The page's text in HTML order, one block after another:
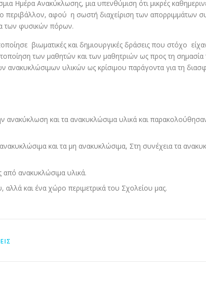
Ημέρα Ανακύκλωσης, μια υπενθύμιση ότι μικρές
περιβάλλον, αφού η σωστή διαχείριση των απορριμμάτων
των φυσικών πόρων.
βιωματικές και δημιουργικές δράσεις που στόχο
των μαθητών και των μαθητριών ως προς τη σημασία
ανακυκλώσιμων υλικών ως κρίσιμου παράγοντα για τη
ανακύκλωση και τα ανακυκλώσιμα υλικά και
και τα μη ανακυκλώσιμα, Στη συνέχεια τα
από ανακυκλώσιμα υλικά.
και ένα χώρο περιμετρικά του Σχολείου μας.